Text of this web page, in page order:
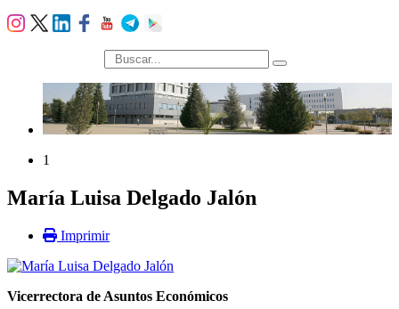
búsqueda
1
María Luisa Delgado Jalón
Imprimir
Vicerrectora de Asuntos Económicos